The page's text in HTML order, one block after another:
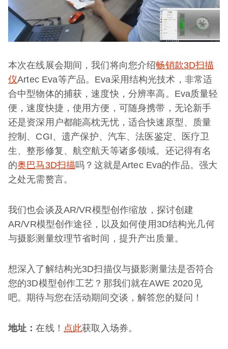
本次在线展会期间，我们将向您介绍畅销款3D扫描
仪Artec Eva等产品。Eva采用结构光技术，非常适
合中型物体的捕获，速度快，分辨率高。Eva质量轻
便，速度快捷，使用方便，可随身携带，无论新手
还是资深用户都能高枕无忧，适合快速原型、质量
控制、CGI、遗产保护、汽车、法医鉴定、医疗卫
生、整形修复、航空航天等诸多领域。还记得有名
的奥巴马3D扫描吗？这就是Artec Eva的作品。强大
之处无需赘言。
我们也会谈及AR/VR模型创作缩放，探讨创建
AR/VR模型创作途径，以及如何使用3D结构光几何
与摄影测量纹理节省时间，提升产出质量。
想深入了解结构光3D扫描仪与摄影测量法是否符合
您的3D模型创作工艺？那我们就在AWE 2020见
吧。期待与您在活动期间交谈，解答您的疑问！
地址：在线！ 点此获取入场券。